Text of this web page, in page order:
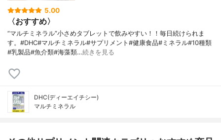
5.00
〈おすすめ〉
“マルチミネラル”小さめタブレットで飲みやすい！！毎日続けられま
す。#DHC#マルチミネラル#サプリメント#健康食品#ミネラル#10種類
#乳製品#魚介類#海藻類…続きを見る
DHC(ディーエイチシー)
マルチミネラル